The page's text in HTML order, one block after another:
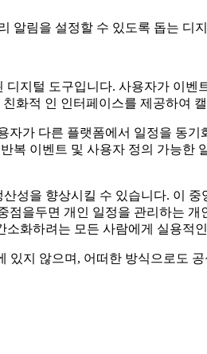
알림을 설정할 수 있도록 돕는 디
지털 도구입니다. 사용자가 이
화적 인 인터페이스를 제공하여
가 다른 플랫폼에서 일정을 동
복 이벤트 및 사용자 정의 가능
성을 향상시킬 수 있습니다. 이
을두면 개인 일정을 관리하는
소화하려는 모든 사람에게 실용적
있지 않으며, 어떠한 방식으로